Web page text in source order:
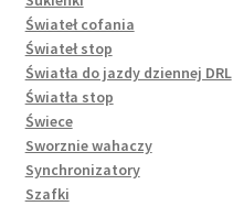
Świateł cofania
Świateł stop
Światła do jazdy dziennej DRL
Światła stop
Świece
Sworznie wahaczy
Synchronizatory
Szafki